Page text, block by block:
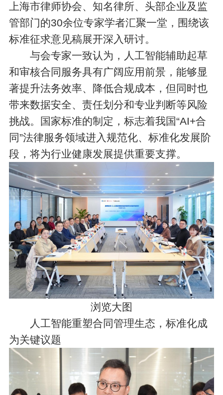
上海市律师协会、知名律所、头部企业及监
管部门的30余位专家学者汇聚一堂，围绕该
标准征求意见稿展开深入研讨。
与会专家一致认为，人工智能辅助起草
和审核合同服务具有广阔应用前景，能够显
著提升法务效率、降低合规成本，但同时也
带来数据安全、责任划分和专业判断等风险
挑战。国家标准的制定，标志着我国“AI+合
同”法律服务领域进入规范化、标准化发展阶
段，将为行业健康发展提供重要支撑。
浏览大图
人工智能重塑合同管理生态，标准化成
为关键议题